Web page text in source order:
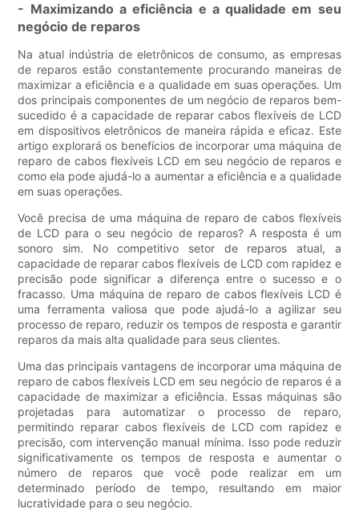
- Maximizando a eficiência e a qualidade em seu
negócio de reparos
Na atual indústria de eletrônicos de consumo, as empresas
de reparos estão constantemente procurando maneiras de
maximizar a eficiência e a qualidade em suas operações. Um
dos principais componentes de um negócio de reparos bem-
sucedido é a capacidade de reparar cabos flexíveis de LCD
em dispositivos eletrônicos de maneira rápida e eficaz. Este
artigo explorará os benefícios de incorporar uma máquina de
reparo de cabos flexíveis LCD em seu negócio de reparos e
como ela pode ajudá-lo a aumentar a eficiência e a qualidade
em suas operações.
Você precisa de uma máquina de reparo de cabos flexíveis
de LCD para o seu negócio de reparos? A resposta é um
sonoro sim. No competitivo setor de reparos atual, a
capacidade de reparar cabos flexíveis de LCD com rapidez e
precisão pode significar a diferença entre o sucesso e o
fracasso. Uma máquina de reparo de cabos flexíveis LCD é
uma ferramenta valiosa que pode ajudá-lo a agilizar seu
processo de reparo, reduzir os tempos de resposta e garantir
reparos da mais alta qualidade para seus clientes.
Uma das principais vantagens de incorporar uma máquina de
reparo de cabos flexíveis LCD em seu negócio de reparos é a
capacidade de maximizar a eficiência. Essas máquinas são
projetadas para automatizar o processo de reparo,
permitindo reparar cabos flexíveis de LCD com rapidez e
precisão, com intervenção manual mínima. Isso pode reduzir
significativamente os tempos de resposta e aumentar o
número de reparos que você pode realizar em um
determinado período de tempo, resultando em maior
lucratividade para o seu negócio.